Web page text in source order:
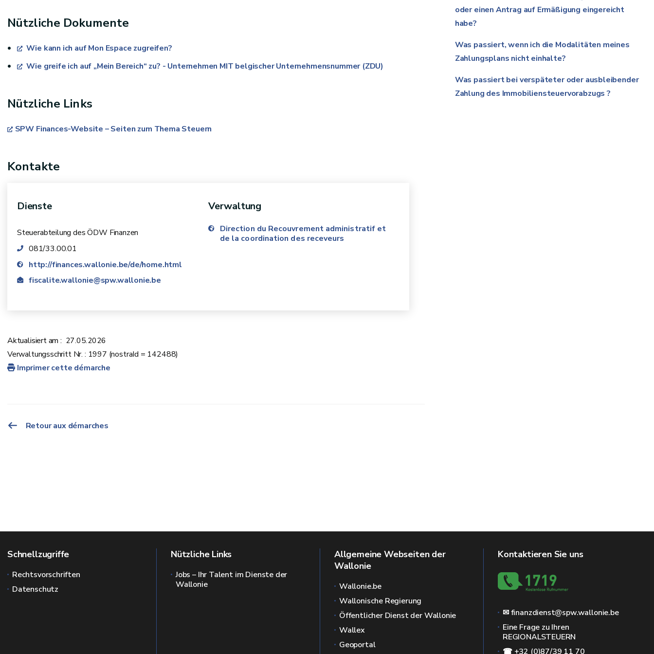
Nützliche Dokumente
Wie kann ich auf Mon Espace zugreifen?
Wie greife ich auf „Mein Bereich“ zu? - Unternehmen MIT belgischer Unternehmensnummer (ZDU)
Nützliche Links
SPW Finances-Website – Seiten zum Thema Steuern
Kontakte
Dienste
Steuerabteilung des ÖDW Finanzen
081/33.00.01
http://finances.wallonie.be/de/home.html
fiscalite.wallonie@spw.wallonie.be
Verwaltung
Direction du Recouvrement administratif et
de la coordination des receveurs
Aktualisiert am : 27.05.2026
Verwaltungsschritt Nr. : 1997 (nostraId = 142488)
Imprimer cette démarche
Retour aux démarches
oder einen Antrag auf Ermäßigung eingereicht
habe?
Was passiert, wenn ich die Modalitäten meines
Zahlungsplans nicht einhalte?
Was passiert bei verspäteter oder ausbleibender
Zahlung des Immobiliensteuervorabzugs ?
Schnellzugriffe
Rechtsvorschriften
Datenschutz
Nützliche Links
Jobs – Ihr Talent im Dienste der
Wallonie
Allgemeine Webseiten der
Wallonie
Wallonie.be
Wallonische Regierung
Öffentlicher Dienst der Wallonie
Wallex
Geoportal
Kontaktieren Sie uns
✉ finanzdienst@spw.wallonie.be
Eine Frage zu Ihren
REGIONALSTEUERN
☎ +32 (0)87/39 11 70